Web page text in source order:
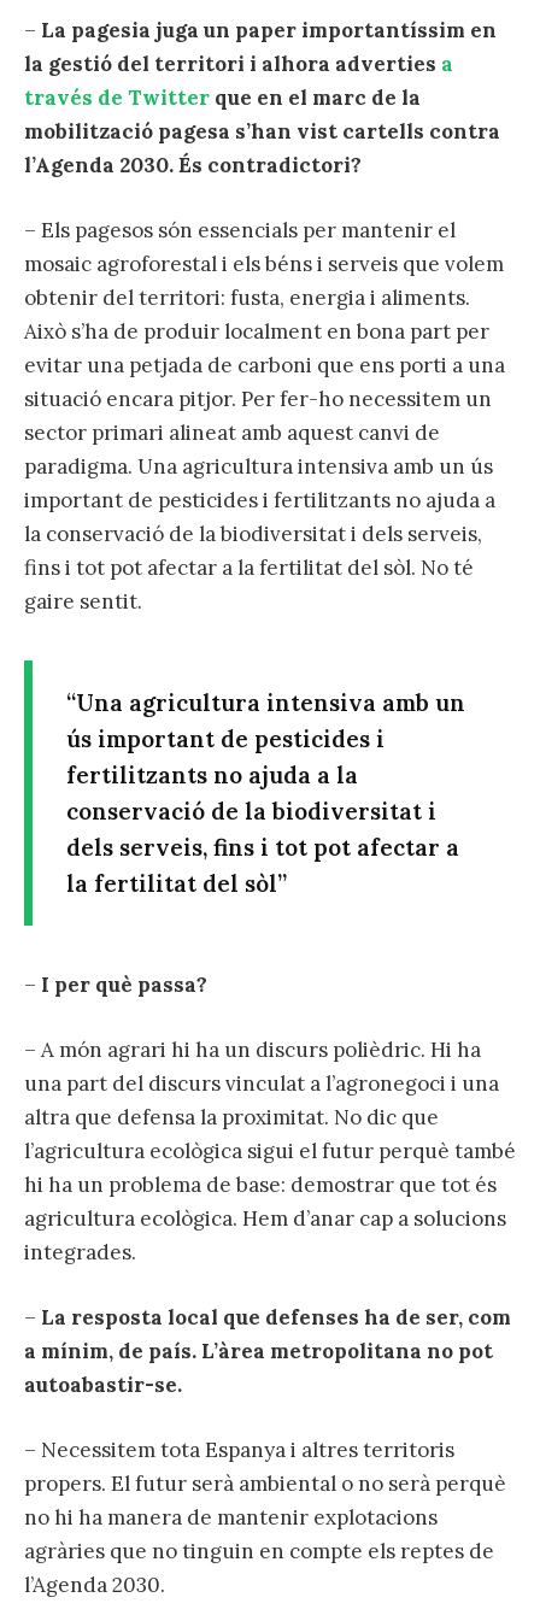
– La pagesia juga un paper importantíssim en
la gestió del territori i alhora adverties a
través de Twitter que en el marc de la
mobilització pagesa s’han vist cartells contra
l’Agenda 2030. És contradictori?
– Els pagesos són essencials per mantenir el
mosaic agroforestal i els béns i serveis que volem
obtenir del territori: fusta, energia i aliments.
Això s’ha de produir localment en bona part per
evitar una petjada de carboni que ens porti a una
situació encara pitjor. Per fer-ho necessitem un
sector primari alineat amb aquest canvi de
paradigma. Una agricultura intensiva amb un ús
important de pesticides i fertilitzants no ajuda a
la conservació de la biodiversitat i dels serveis,
fins i tot pot afectar a la fertilitat del sòl. No té
gaire sentit.
“Una agricultura intensiva amb un
ús important de pesticides i
fertilitzants no ajuda a la
conservació de la biodiversitat i
dels serveis, fins i tot pot afectar a
la fertilitat del sòl”
– I per què passa?
– A món agrari hi ha un discurs polièdric. Hi ha
una part del discurs vinculat a l’agronegoci i una
altra que defensa la proximitat. No dic que
l’agricultura ecològica sigui el futur perquè també
hi ha un problema de base: demostrar que tot és
agricultura ecològica. Hem d’anar cap a solucions
integrades.
– La resposta local que defenses ha de ser, com
a mínim, de país. L’àrea metropolitana no pot
autoabastir-se.
– Necessitem tota Espanya i altres territoris
propers. El futur serà ambiental o no serà perquè
no hi ha manera de mantenir explotacions
agràries que no tinguin en compte els reptes de
l’Agenda 2030.